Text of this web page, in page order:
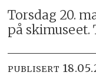
Torsdag 20.
på skimuseet.
PUBLISERT